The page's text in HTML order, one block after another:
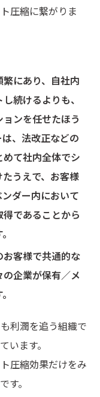
圧縮に繋がりま
にあり、自社内
続けるよりも、
ンを任せたほう
、法改正などの
て社内全体でシ
うえで、お客様
ダー内において
であることから
客様で共通的な
企業が保有／メ
利潤を追う組織で
います。
圧縮効果だけをみ
す。